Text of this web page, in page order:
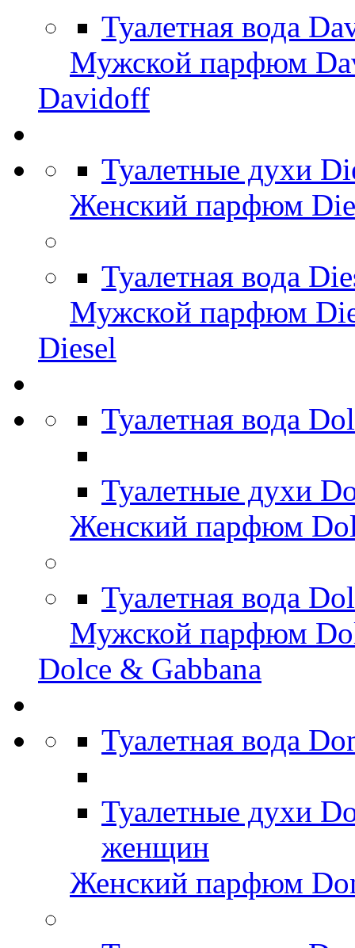
Туалетная вода
Мужской парфюм
Davidoff
Туалетные духи
Женский парфюм
Туалетная вода
Мужской парфюм
Diesel
Туалетная вода
Туалетные духи
Женский парфюм
Туалетная вода
Мужской парфюм
Dolce & Gabbana
Туалетная вода
Туалетные духи
женщин
Женский парфюм